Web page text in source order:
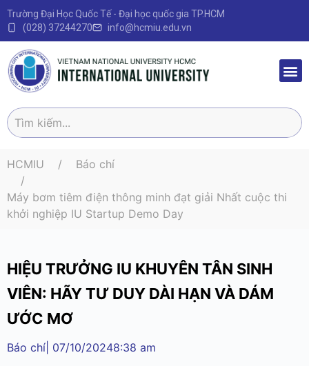
Trường Đại Học Quốc Tế - Đại học quốc gia TP.HCM
(028) 37244270
info@hcmiu.edu.vn
HCMIU Báo chí
Máy bơm tiêm điện thông minh đạt giải Nhất cuộc thi
khởi nghiệp IU Startup Demo Day
HIỆU TRƯỞNG IU KHUYÊN TÂN SINH
VIÊN: HÃY TƯ DUY DÀI HẠN VÀ DÁM
ƯỚC MƠ
Báo chí 07/10/20248:38 am